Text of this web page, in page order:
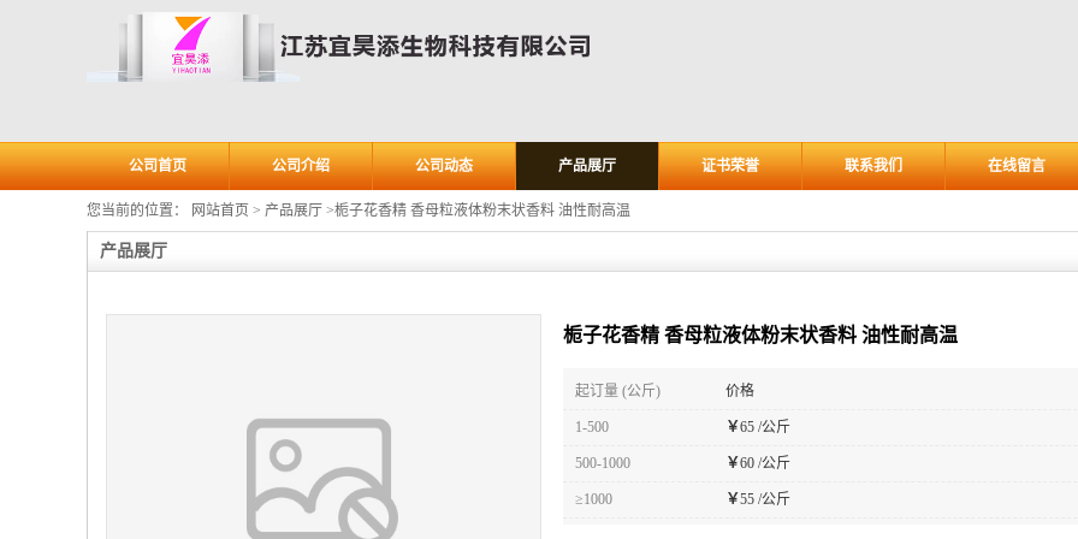
公司首页 公司介绍 公司动态 产品展厅 证书荣誉 联系我们 在线留言
您当前的位置： 网站首页 > 产品展厅 >栀子花香精 香母粒液体粉末状香料 油性耐高温
产品展厅
栀子花香精 香母粒液体粉末状香料 油性耐高温
起订量 (公斤) 价格
1-500 ￥65 /公斤
500-1000 ￥60 /公斤
≥1000 ￥55 /公斤